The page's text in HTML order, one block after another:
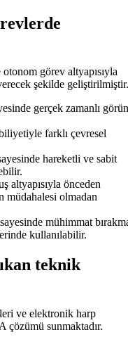
görev altyapısıyla
şekilde geliştirilmiştir.
gerçek zamanlı
farklı çevresel
hareketli ve sabit
altyapısıyla önceden
müdahalesi olmadan
mühimmat
kullanılabilir.
teknik
ve elektronik harp
çözümü sunmaktadır.